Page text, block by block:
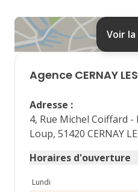
31
7
14 15
21 22
Voir
Agence CERNAY
Adresse :
4, Rue Michel Coiffard -
Loup, 51420 CERNAY
Horaires d'ouverture
Lundi